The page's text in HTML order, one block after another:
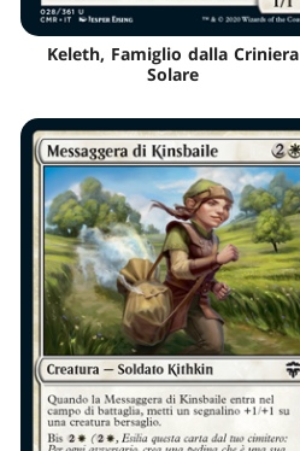
Keleth, Famiglio dalla Criniera
Solare